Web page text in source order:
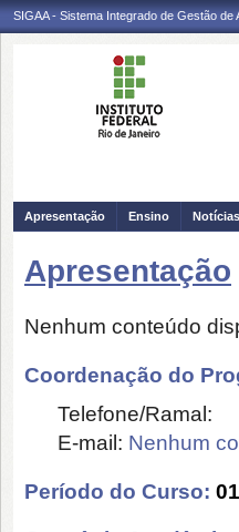
SIGAA - Sistema Integrado de Gestão de
Apresentação Ensino Notícias
Apresentação
Nenhum conteúdo
Coordenação do
Telefone/Ramal:
E-mail: Nenhum
Período do Curso: